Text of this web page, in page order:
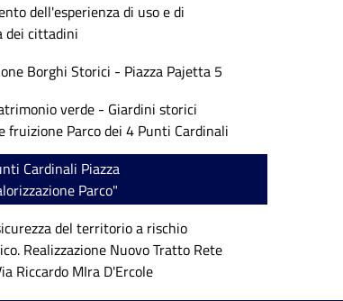
dell'esperienza di uso e di
dei cittadini
Borghi Storici - Piazza Pajetta 5
verde - Giardini storici
fruizione Parco dei 4 Punti Cardinali
Cardinali Piazza
Parco"
del territorio a rischio
Realizzazione Nuovo Tratto Rete
Riccardo MIra D'Ercole